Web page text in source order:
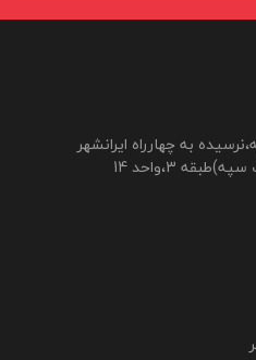
به چهارراه ایرانشهر